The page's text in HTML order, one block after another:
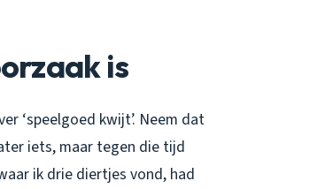
is
‘speelgoed kwijt’. Neem dat
iets, maar tegen die tijd
ik drie diertjes vond, had